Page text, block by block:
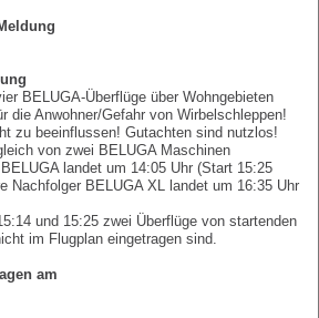
BELUGA-Überflüge über Wohngebieten
die Anwohner/Gefahr von Wirbelschleppen!
zu beeinflussen! Gutachten sind nutzlos!
von zwei BELUGA Maschinen
landet um 14:05 Uhr (Start 15:25
Nachfolger BELUGA XL landet um 16:35 Uhr
und 15:25 zwei Überflüge von startenden
im Flugplan eingetragen sind.
am